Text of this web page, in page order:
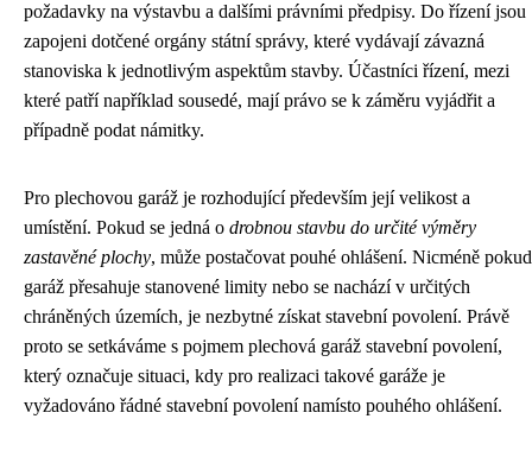
požadavky na výstavbu a dalšími právními předpisy. Do řízení jsou
zapojeni dotčené orgány státní správy, které vydávají závazná
stanoviska k jednotlivým aspektům stavby. Účastníci řízení, mezi
které patří například sousedé, mají právo se k záměru vyjádřit a
případně podat námitky.
Pro plechovou garáž je rozhodující především její velikost a
umístění. Pokud se jedná o drobnou stavbu do určité výměry
zastavěné plochy, může postačovat pouhé ohlášení. Nicméně pokud
garáž přesahuje stanovené limity nebo se nachází v určitých
chráněných územích, je nezbytné získat stavební povolení. Právě
proto se setkáváme s pojmem plechová garáž stavební povolení,
který označuje situaci, kdy pro realizaci takové garáže je
vyžadováno řádné stavební povolení namísto pouhého ohlášení.